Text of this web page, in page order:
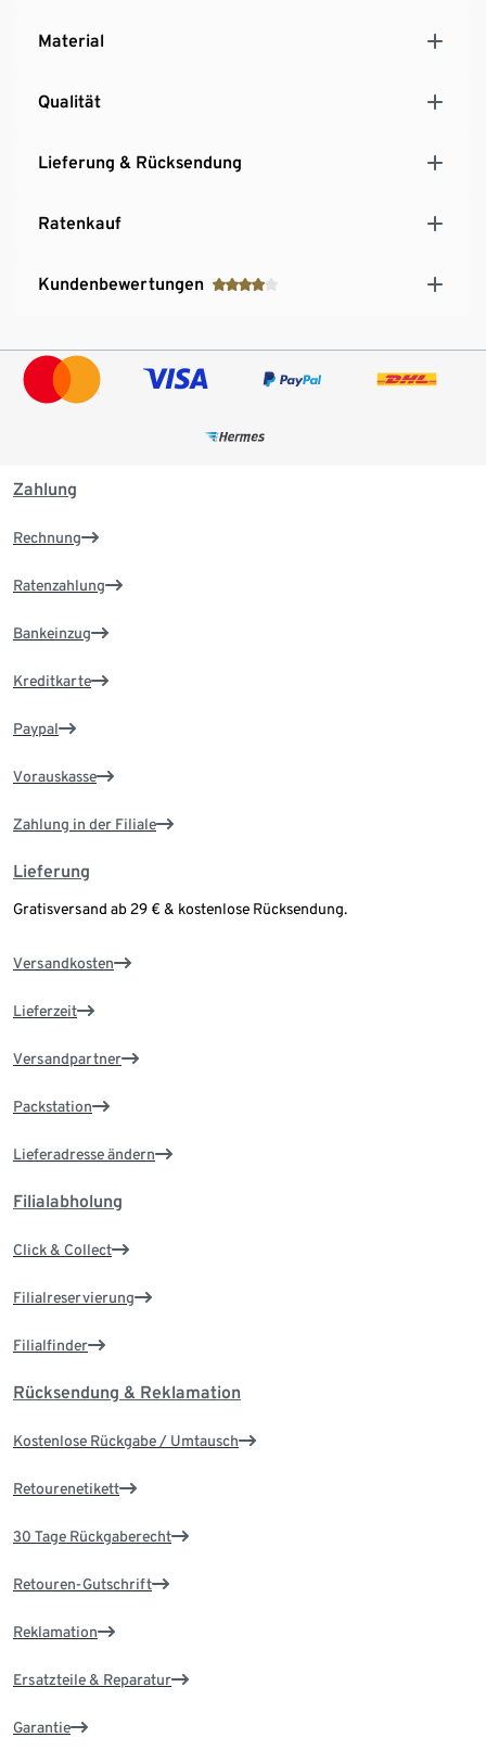
Material
Qualität
Lieferung & Rücksendung
Ratenkauf
Kundenbewertungen
Zahlung
Rechnung
Ratenzahlung
Bankeinzug
Kreditkarte
Paypal
Vorauskasse
Zahlung in der Filiale
Lieferung
Gratisversand ab 29 € & kostenlose Rücksendung.
Versandkosten
Lieferzeit
Versandpartner
Packstation
Lieferadresse ändern
Filialabholung
Click & Collect
Filialreservierung
Filialfinder
Rücksendung & Reklamation
Kostenlose Rückgabe / Umtausch
Retourenetikett
30 Tage Rückgaberecht
Retouren-Gutschrift
Reklamation
Ersatzteile & Reparatur
Garantie